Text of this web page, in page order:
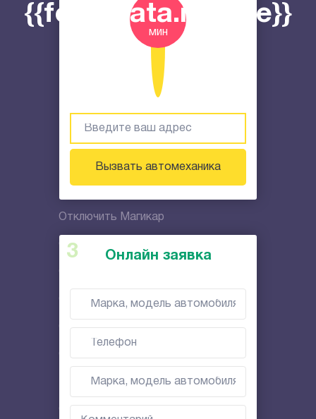
{{formData.minute}}
мин
Вызвать автомеханика
Онлайн заявка
Замена колеса
Изготовление ключей
Диагностика автомобиля
Отключить Старлайн
Отключить Магикар
Отключить Пандора
Отключить Кобра Коннект
Отключить Пантера
Выездной ремонт автомобилей